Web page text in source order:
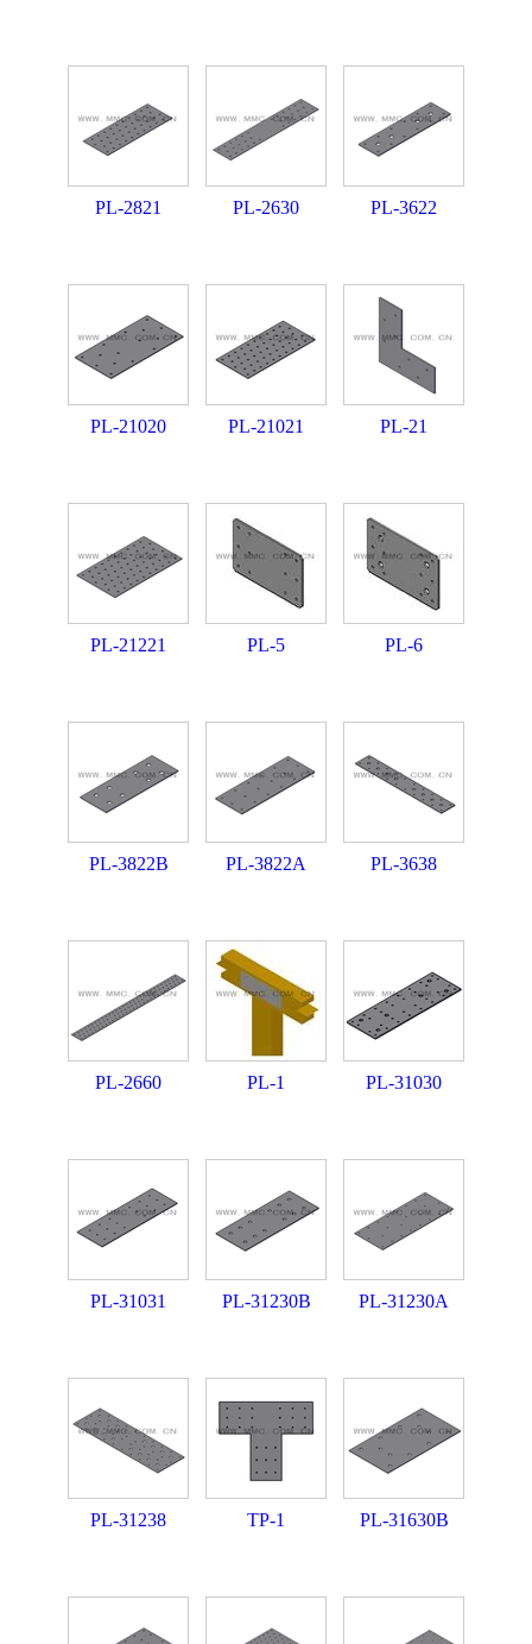
PL-2821 PL-2630 PL-3622
PL-21020 PL-21021 PL-21
PL-21221 PL-5 PL-6
PL-3822B PL-3822A PL-3638
PL-2660 PL-1 PL-31030
PL-31031 PL-31230B PL-31230A
PL-31238 TP-1 PL-31630B